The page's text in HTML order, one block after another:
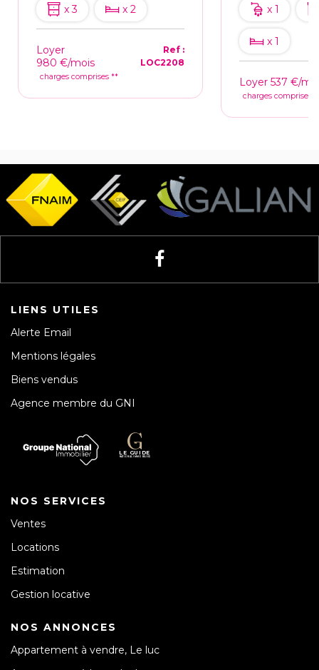
x 3 x 2
Loyer
980 €/mois
charges comprises **
Ref :
LOC2208
x 1
x 1
Loyer 537 €/
charges comprises
LIENS UTILES
Alerte Email
Mentions légales
Biens vendus
Agence membre du GNI
NOS SERVICES
Ventes
Locations
Estimation
Gestion locative
NOS ANNONCES
Appartement à vendre, Le luc